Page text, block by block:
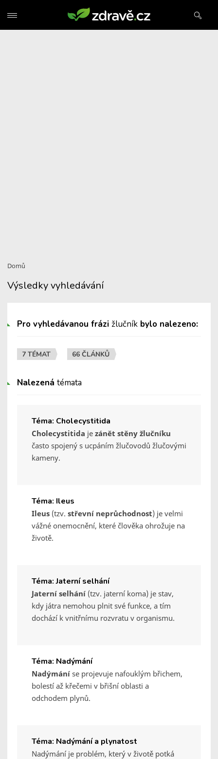
Domů
Výsledky vyhledávání
Pro vyhledávanou frázi žlučník bylo nalezeno:
7 TÉMAT 66 ČLÁNKŮ
Nalezená témata
Téma: Cholecystitida
Cholecystitida je zánět stěny žlučníku
často spojený s ucpáním žlučovodů žlučovými
kameny.
Téma: Ileus
Ileus (tzv. střevní neprůchodnost) je velmi
vážné onemocnění, které člověka ohrožuje na
životě.
Téma: Jaterní selhání
Jaterní selhání (tzv. jaterní koma) je stav,
kdy játra nemohou plnit své funkce, a tím
dochází k vnitřnímu rozvratu v organismu.
Téma: Nadýmání
Nadýmání se projevuje nafouklým břichem,
bolestí až křečemi v břišní oblasti a
odchodem plynů.
Téma: Nadýmání a plynatost
Nadýmání je problém, který v životě potká